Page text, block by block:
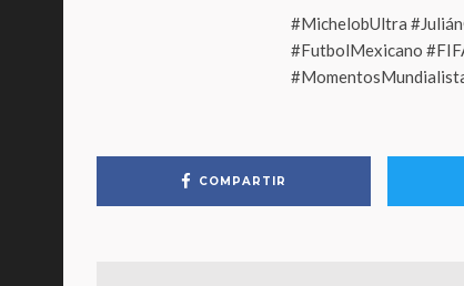
#MichelobUltra
#FutbolMexicano
COMPARTIR